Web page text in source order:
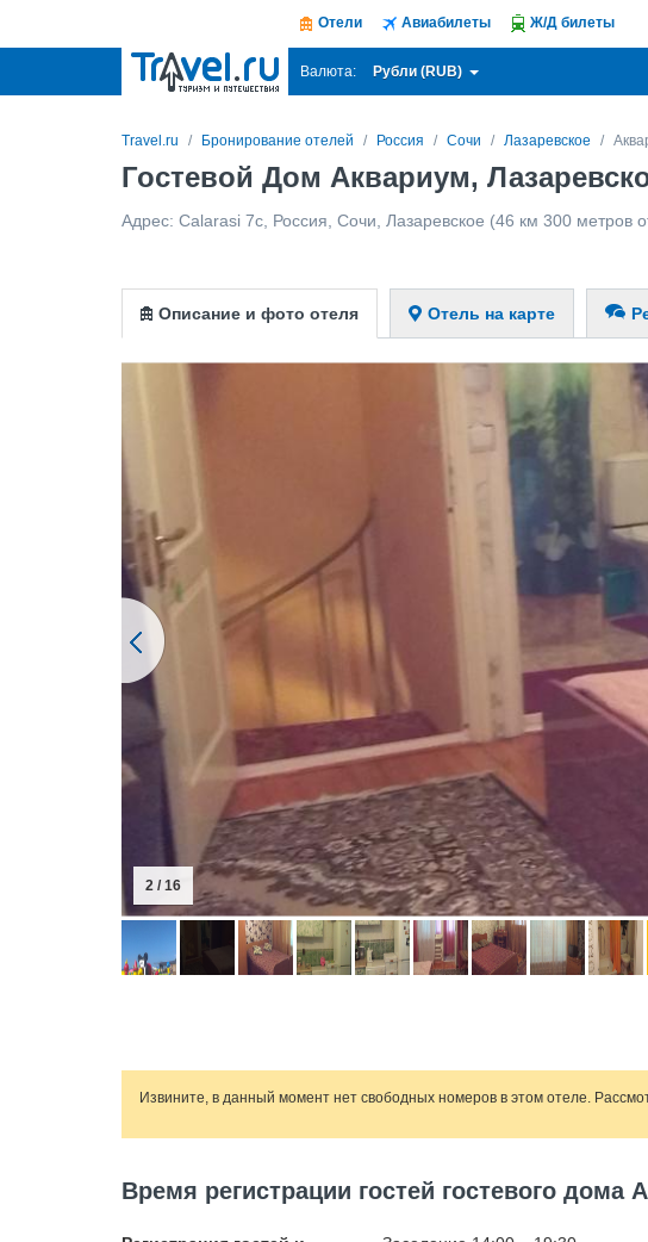
Отели Авиабилеты Ж/Д билеты
Валюта: Рубли (RUB)
Travel.ru Бронирование отелей Россия Сочи Лазаревское
Гостевой Дом Аквариум,
Адрес: Calarasi 7c Россия Сочи Лазаревское (46 км 300 метров
Описание и фото отеля Отель на карте
2 / 16
Извините, в данный момент нет свободных номеров в этом отеле.
Время регистрации гостей гостевого дома